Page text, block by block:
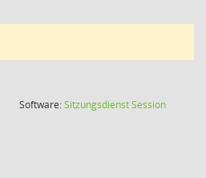
Software:SitzungsdienstSession(Wird in